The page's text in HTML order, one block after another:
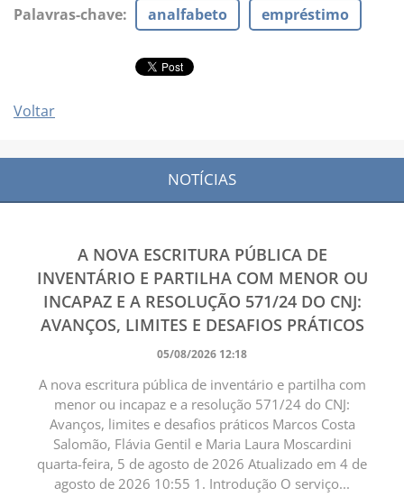
Palavras-chave: analfabeto empréstimo
Voltar
NOTÍCIAS
A NOVA ESCRITURA PÚBLICA DE
INVENTÁRIO E PARTILHA COM MENOR OU
INCAPAZ E A RESOLUÇÃO 571/24 DO CNJ:
AVANÇOS, LIMITES E DESAFIOS PRÁTICOS
05/08/2026 12:18
A nova escritura pública de inventário e partilha com
menor ou incapaz e a resolução 571/24 do CNJ:
Avanços, limites e desafios práticos Marcos Costa
Salomão, Flávia Gentil e Maria Laura Moscardini
quarta-feira, 5 de agosto de 2026 Atualizado em 4 de
agosto de 2026 10:55 1. Introdução O serviço...